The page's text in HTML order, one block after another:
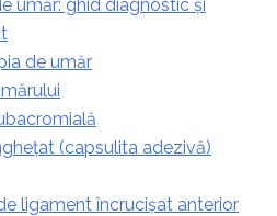
umăr: ghid diagnostic și
de umăr
(capsulita adezivă)
ligament încrucișat anterior